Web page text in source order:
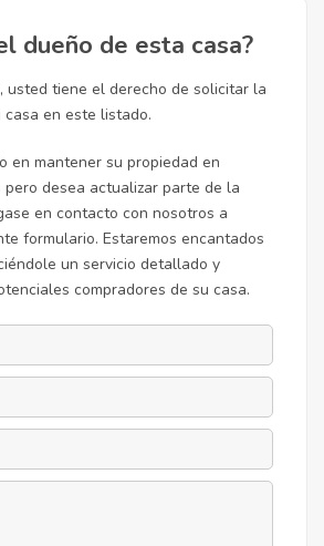
dueño de esta casa?
usted tiene el derecho de solicitar la
en este listado.
en mantener su propiedad en
desea actualizar parte de la
en contacto con nosotros a
formulario. Estaremos encantados
un servicio detallado y
compradores de su casa.